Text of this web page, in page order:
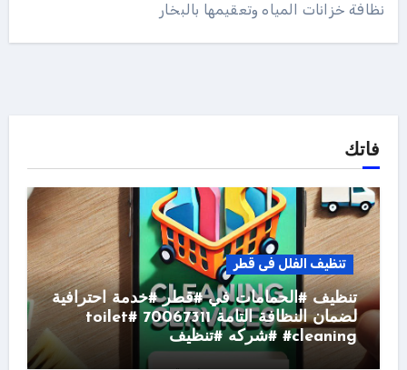
نظافة خزانات المياه وتعقيمها بالبخار
فاتك
تنظيف الفلل فى قطر
تنظيف #الحمامات في #قطر #خدمة احترافية
لضمان النظافة التامة 70067311 #toilet
#cleaning #شركه #تنظيف